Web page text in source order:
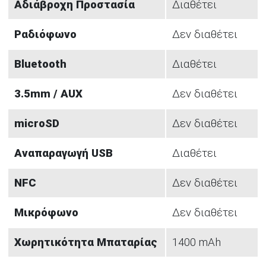
Αδιάβροχη Προστασία Διαθέτει
Ραδιόφωνο Δεν διαθέτει
Bluetooth Διαθέτει
3.5mm / AUX Δεν διαθέτει
microSD Δεν διαθέτει
Αναπαραγωγή USB Διαθέτει
NFC Δεν διαθέτει
Μικρόφωνο Δεν διαθέτει
Χωρητικότητα Μπαταρίας 1400 mAh